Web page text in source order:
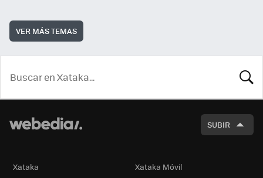
VER MÁS TEMAS
SUBIR
Xataka Xataka Móvil